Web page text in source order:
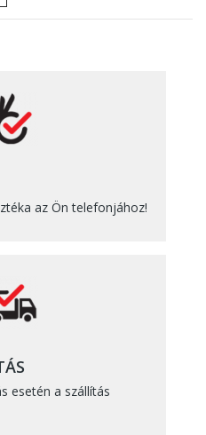
az Ön telefonjához!
esetén a szállítás